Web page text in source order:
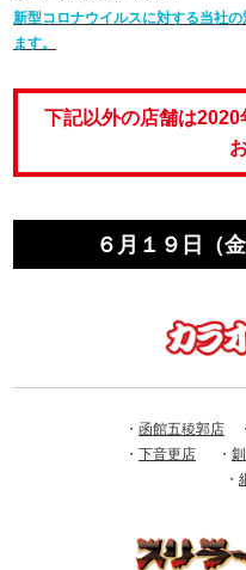
新型コロナウイルスに対する当社
ます。
下記以外の店舗は
６月１９日（
・ 函館五稜郭店 ・
・ 下音更店 ・
・